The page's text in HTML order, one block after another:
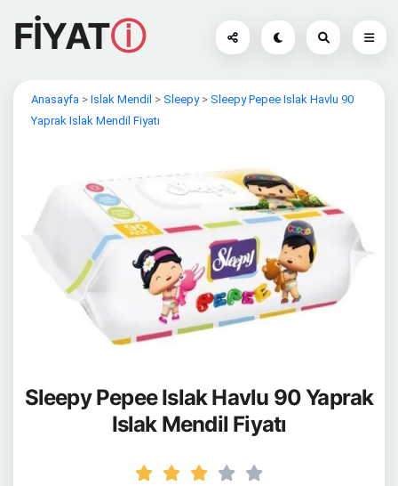
FİYATⓘ
Anasayfa > Islak Mendil > Sleepy> Sleepy Pepee Islak Havlu 90
Yaprak Islak Mendil Fiyatı
Sleepy Pepee Islak Havlu 90 Yaprak
Islak Mendil Fiyatı